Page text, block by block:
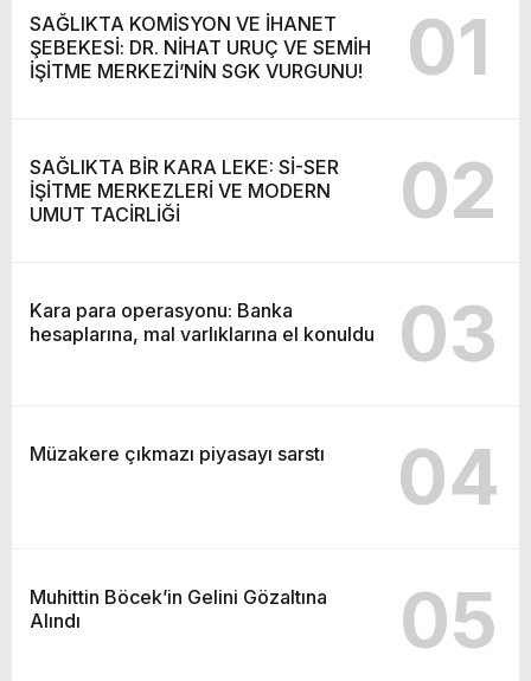
SAĞLIKTA KOMİSYON VE İHANET
ŞEBEKESİ: DR. NİHAT URUÇ VE SEMİH
İŞİTME MERKEZİ’NİN SGK VURGUNU!
01
SAĞLIKTA BİR KARA LEKE: Sİ-SER
İŞİTME MERKEZLERİ VE MODERN
UMUT TACİRLİĞİ
02
Kara para operasyonu: Banka
hesaplarına, mal varlıklarına el konuldu
03
Müzakere çıkmazı piyasayı sarstı 04
Muhittin Böcek’in Gelini Gözaltına
Alındı
05